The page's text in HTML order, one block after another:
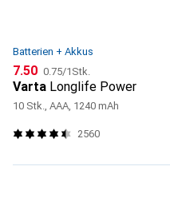
Batterien + Akkus
CHF
7.50 CHF
0.75/1Stk.
Varta Longlife Power
10 Stk., AAA, 1240 mAh
2560